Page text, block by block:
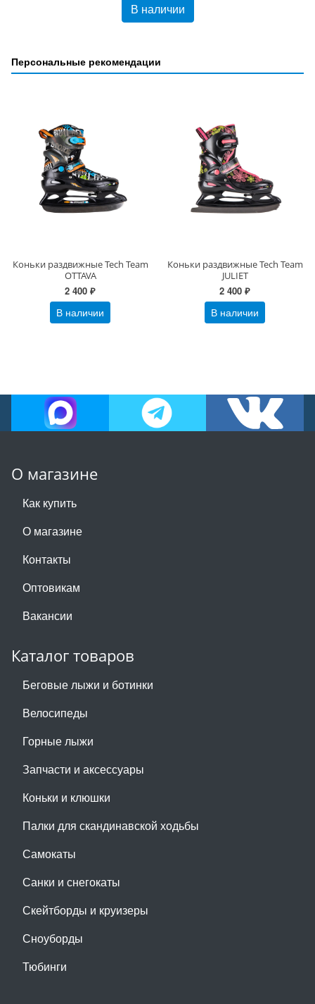
В наличии
Персональные рекомендации
Коньки раздвижные Tech Team
OTTAVA
2 400 ₽
В наличии
Коньки раздвижные Tech Team
JULIET
2 400 ₽
В наличии
О магазине
Как купить
О магазине
Контакты
Оптовикам
Вакансии
Каталог товаров
Беговые лыжи и ботинки
Велосипеды
Горные лыжи
Запчасти и аксессуары
Коньки и клюшки
Палки для скандинавской ходьбы
Самокаты
Санки и снегокаты
Скейтборды и круизеры
Сноуборды
Тюбинги